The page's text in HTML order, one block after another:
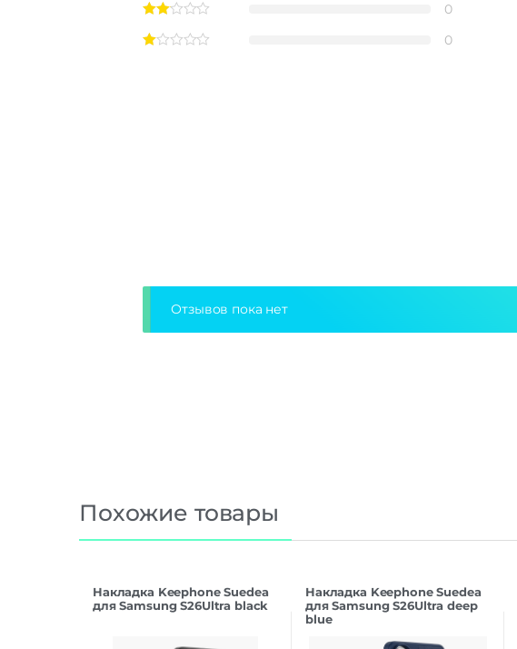
0
0
Отзывов пока нет
Похожие товары
Накладка Keephone Suedea
для Samsung S26Ultra black
Накладка Keephone Suedea
для Samsung S26Ultra deep
blue